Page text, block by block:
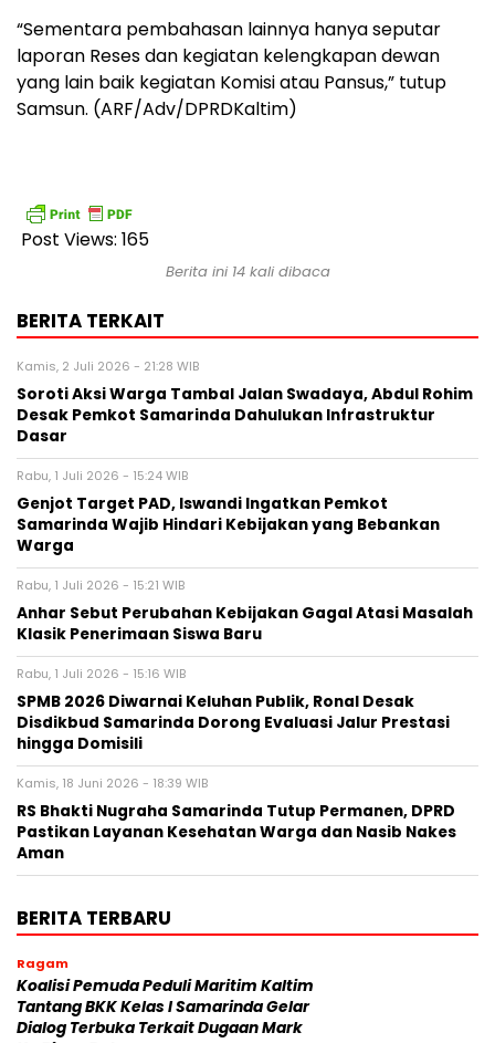
“Sementara pembahasan lainnya hanya seputar
laporan Reses dan kegiatan kelengkapan dewan
yang lain baik kegiatan Komisi atau Pansus,” tutup
Samsun. (ARF/Adv/DPRDKaltim)
Post Views: 165
Berita ini 14 kali dibaca
BERITA TERKAIT
Kamis, 2 Juli 2026 - 21:28 WIB
Soroti Aksi Warga Tambal Jalan Swadaya, Abdul Rohim
Desak Pemkot Samarinda Dahulukan Infrastruktur
Dasar
Rabu, 1 Juli 2026 - 15:24 WIB
Genjot Target PAD, Iswandi Ingatkan Pemkot
Samarinda Wajib Hindari Kebijakan yang Bebankan
Warga
Rabu, 1 Juli 2026 - 15:21 WIB
Anhar Sebut Perubahan Kebijakan Gagal Atasi Masalah
Klasik Penerimaan Siswa Baru
Rabu, 1 Juli 2026 - 15:16 WIB
SPMB 2026 Diwarnai Keluhan Publik, Ronal Desak
Disdikbud Samarinda Dorong Evaluasi Jalur Prestasi
hingga Domisili
Kamis, 18 Juni 2026 - 18:39 WIB
RS Bhakti Nugraha Samarinda Tutup Permanen, DPRD
Pastikan Layanan Kesehatan Warga dan Nasib Nakes
Aman
BERITA TERBARU
Ragam
Koalisi Pemuda Peduli Maritim Kaltim
Tantang BKK Kelas I Samarinda Gelar
Dialog Terbuka Terkait Dugaan Mark